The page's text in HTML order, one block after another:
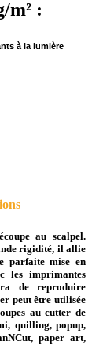
m² :
à la lumière
au scalpel.
rigidité, il allie
parfaite mise en
les imprimantes
de reproduire
peut être utilisée
au cutter de
quilling, popup,
paper art,